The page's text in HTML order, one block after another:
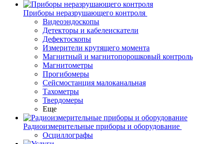
Приборы неразрушающего контроля
Видеоэндоскопы
Детекторы и кабелеискатели
Дефектоскопы
Измерители крутящего момента
Магнитный и магнитопорошковый контроль
Магнитометры
Прогибомеры
Сейсмостанция малоканальная
Тахометры
Твердомеры
Еще
Радиоизмерительные приборы и оборудование
Осциллографы